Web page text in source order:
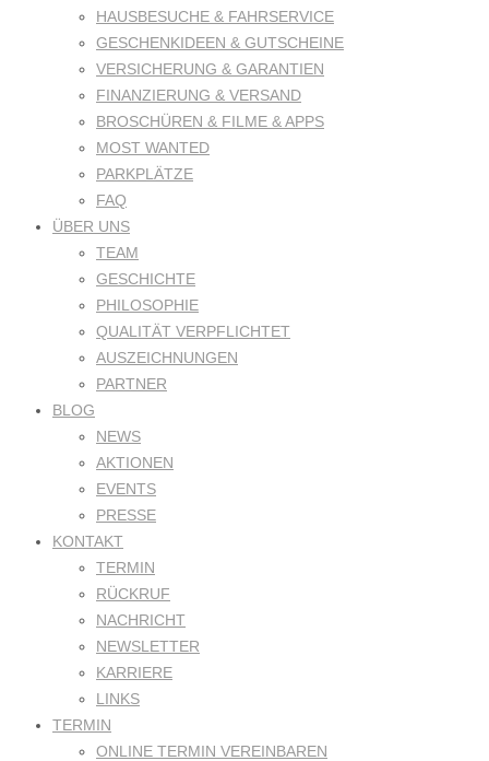
HAUSBESUCHE & FAHRSERVICE
GESCHENKIDEEN & GUTSCHEINE
VERSICHERUNG & GARANTIEN
FINANZIERUNG & VERSAND
BROSCHÜREN & FILME & APPS
MOST WANTED
PARKPLÄTZE
FAQ
ÜBER UNS
TEAM
GESCHICHTE
PHILOSOPHIE
QUALITÄT VERPFLICHTET
AUSZEICHNUNGEN
PARTNER
BLOG
NEWS
AKTIONEN
EVENTS
PRESSE
KONTAKT
TERMIN
RÜCKRUF
NACHRICHT
NEWSLETTER
KARRIERE
LINKS
TERMIN
ONLINE TERMIN VEREINBAREN